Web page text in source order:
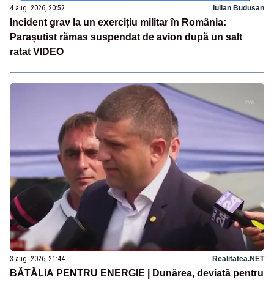
4 aug. 2026, 20:52 Iulian Budusan
Incident grav la un exercițiu militar în România:
Parașutist rămas suspendat de avion după un salt
ratat VIDEO
3 aug. 2026, 21:44 Realitatea.NET
BĂTĂLIA PENTRU ENERGIE | Dunărea, deviată pentru